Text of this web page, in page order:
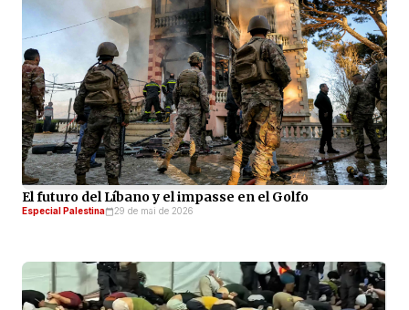
El futuro del Líbano y el impasse en el Golfo
Especial Palestina 29 de mai de 2026